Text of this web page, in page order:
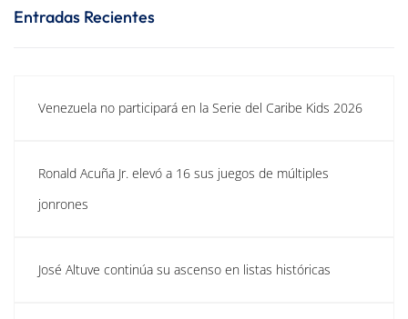
Entradas Recientes
Venezuela no participará en la Serie del Caribe Kids 2026
Ronald Acuña Jr. elevó a 16 sus juegos de múltiples
jonrones
José Altuve continúa su ascenso en listas históricas